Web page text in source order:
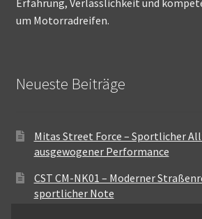
Erfahrung, Verlässlichkeit und
um Motorradreifen.
Neueste Beiträge
Mitas Street Force – Sportlicher
ausgewogener Performance
CST CM-NK01 – Moderner
sportlicher Note